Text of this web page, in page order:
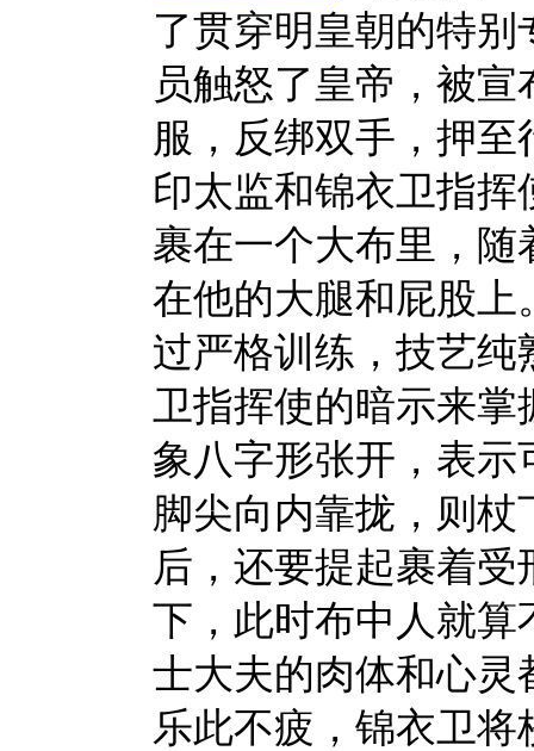
了贯穿明皇朝的特
员触怒了皇帝，被
服，反绑双手，押
印太监和锦衣卫指
裹在一个大布里，随
在他的大腿和屁股
过严格训练，技艺
卫指挥使的暗示来
象八字形张开，表
脚尖向内靠拢，则
后，还要提起裹着
下，此时布中人就
士大夫的肉体和心
乐此不疲，锦衣卫